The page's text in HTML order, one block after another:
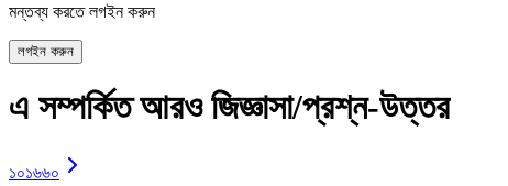
মন্তব্য করতে লগইন করুন
লগইন করুন
এ সম্পর্কিত আরও জিজ্ঞাসা/প্রশ্ন-উত্তর
১০১৬৬০